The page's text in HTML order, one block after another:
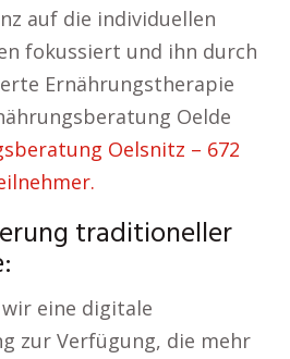
auf die individuellen
fokussiert und ihn durch
Ernährungstherapie
Oelde
Oelsnitz – 672
traditioneller
eine digitale
zur Verfügung, die mehr